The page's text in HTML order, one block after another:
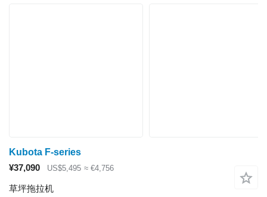
Kubota F-series
¥37,090
US$5,495 ≈ €4,756
草坪拖拉机